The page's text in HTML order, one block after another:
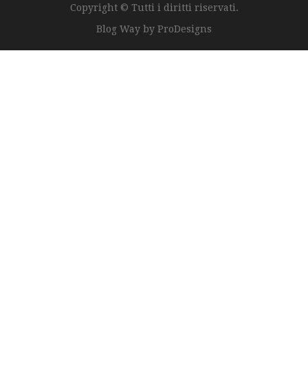
Copyright © Tutti i diritti riservati.
Blog Way by ProDesigns